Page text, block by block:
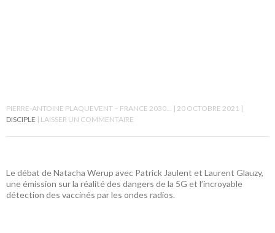
PIERRE-ANTOINE PLAQUEVENT – FRANCE 2030… 20 OCTOBRE 2021
DISCIPLE
LAISSER UN COMMENTAIRE
Le débat de Natacha Werup avec Patrick Jaulent et Laurent Glauzy,
une émission sur la réalité des dangers de la 5G et l’incroyable
détection des vaccinés par les ondes radios.